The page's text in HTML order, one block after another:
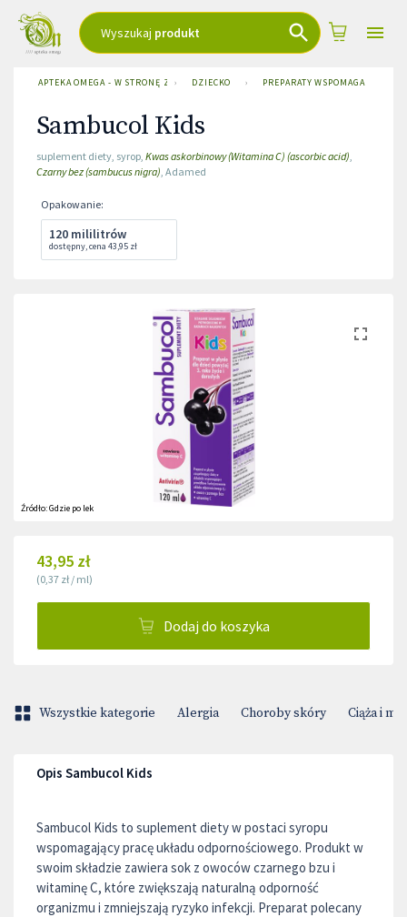
Wyszukaj produkt
APTEKA OMEGA - W STRONĘ ZDROWIA
› DZIECKO › PREPARATY WSPOMAGAJĄCE
Sambucol Kids
suplement diety, syrop, Kwas askorbinowy (Witamina C) (ascorbic acid),
Czarny bez (sambucus nigra), Adamed
Opakowanie:
120 mililitrów
dostępny,cena 43,95 zł
Źródło:Gdzie po lek
43,95 zł
(0,37 zł / ml)
Dodaj do koszyka
Wszystkie kategorie Alergia Choroby skóry Ciąża i
Opis Sambucol Kids
Sambucol Kids to suplement diety w postaci syropu
wspomagający pracę układu odpornościowego. Produkt w
swoim składzie zawiera sok z owoców czarnego bzu i
witaminę C, które zwiększają naturalną odporność
organizmu i zmniejszają ryzyko infekcji. Preparat polecany